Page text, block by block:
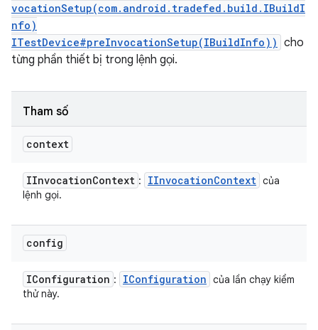
vocationSetup(com.android.tradefed.build.IBuildI
nfo)
ITestDevice#preInvocationSetup(IBuildInfo)) cho
từng phần thiết bị trong lệnh gọi.
Tham số
context
IInvocationContext : IInvocationContext của
lệnh gọi.
config
IConfiguration : IConfiguration của lần chạy kiểm
thử này.